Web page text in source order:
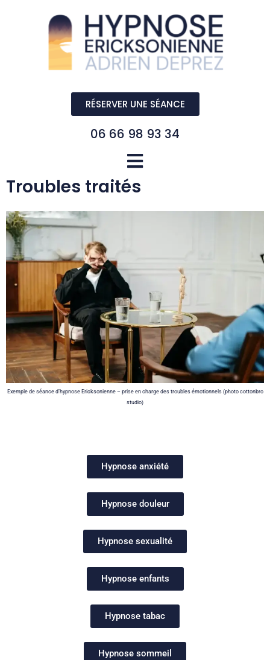
RÉSERVER UNE SÉANCE
06 66 98 93 34
Troubles traités
Exemple de séance d’hypnose Ericksonienne – prise en charge des troubles émotionnels (photo cottonbro
studio)
Hypnose anxiété
Hypnose douleur
Hypnose sexualité
Hypnose enfants
Hypnose tabac
Hypnose sommeil